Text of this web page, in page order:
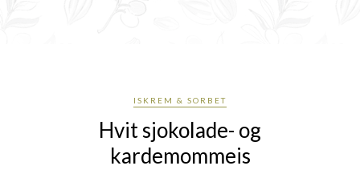
ISKREM & SORBET
Hvit sjokolade- og
kardemommeis